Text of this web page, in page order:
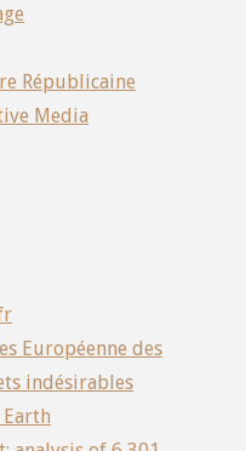
Républicaine
Media
Européenne des
indésirables